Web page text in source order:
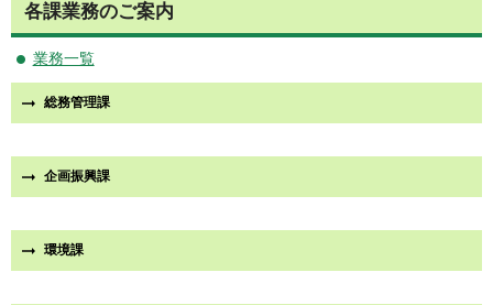
各課業務のご案内
業務一覧
総務管理課
企画振興課
環境課